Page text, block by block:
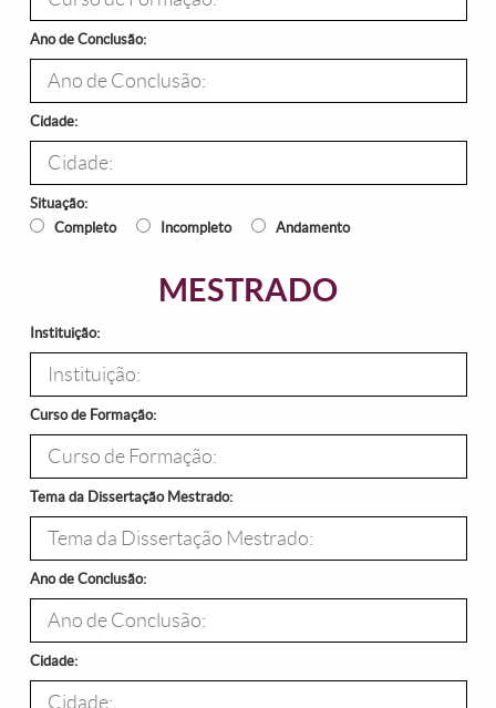
Ano de Conclusão:
Cidade:
Situação:
Completo
Incompleto Andamento
MESTRADO
Instituição:
Curso de Formação:
Tema da Dissertação Mestrado:
Ano de Conclusão:
Cidade: